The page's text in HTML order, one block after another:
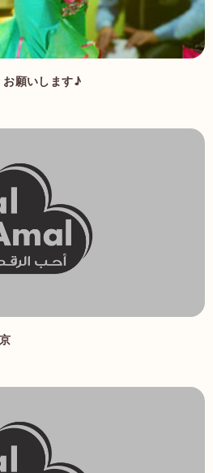
願いします♪